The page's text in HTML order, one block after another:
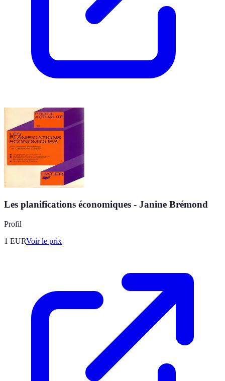
Les planifications économiques - Janine Brémond
Profil
1 EURVoir le prix